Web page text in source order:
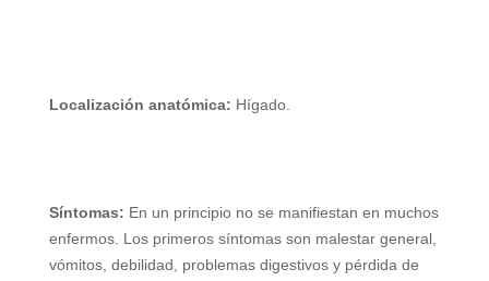
Localización anatómica: Hígado.
Síntomas: En un principio no se manifiestan en muchos
enfermos. Los primeros síntomas son malestar general,
vómitos, debilidad, problemas digestivos y pérdida de